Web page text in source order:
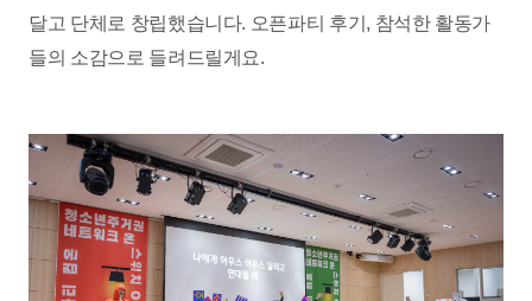
달고 단체로 창립했습니다. 오픈파티 후기, 참석한 활동가
들의 소감으로 들려드릴게요.